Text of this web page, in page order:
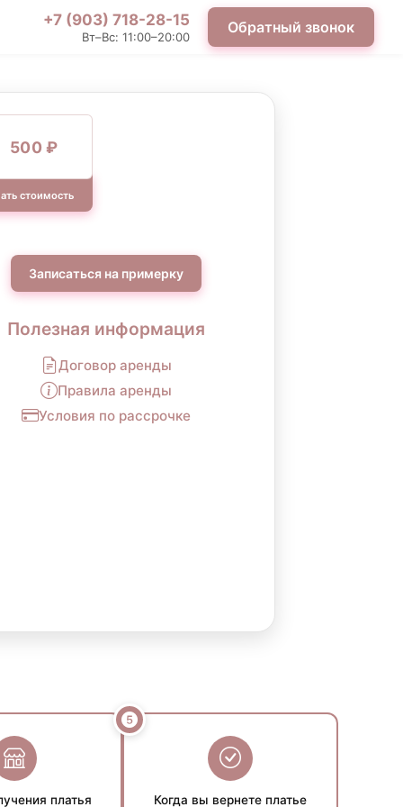
+7 (903) 718-28-15
Вт–Вс: 11:00–20:00
Обратный звонок
500 ₽
стоимость
Записаться на примерку
Полезная информация
Договор аренды
Правила аренды
Условия по рассрочке
платья
Когда вы вернете платье